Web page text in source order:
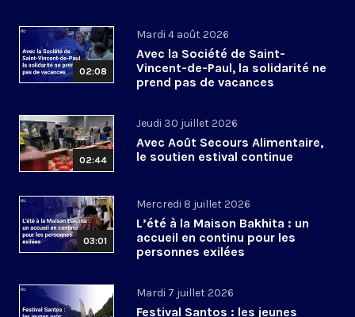
02:08
Mardi 4 août 2026
Avec la Société de Saint-
Vincent-de-Paul, la solidarité ne
prend pas de vacances
02:44
Jeudi 30 juillet 2026
Avec Août Secours Alimentaire,
le soutien estival continue
03:01
Mercredi 8 juillet 2026
L’été à la Maison Bakhita : un
accueil en continu pour les
personnes exilées
Mardi 7 juillet 2026
Festival Santos : les jeunes